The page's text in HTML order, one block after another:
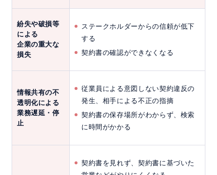
紛失や破損等
による
企業の重大な
損失
ステークホルダーからの信頼が低下
する
契約書の確認ができなくなる
情報共有の不
透明化による
業務遅延・停
止
従業員による意図しない契約違反の
発生、相手による不正の指摘
契約書の保存場所がわからず、検索
に時間がかかる
契約書を見れず、契約書に基づいた